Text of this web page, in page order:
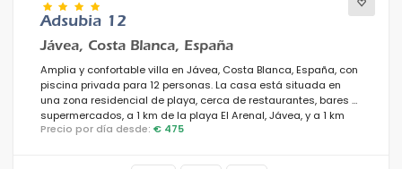
Adsubia 12
Jávea, Costa Blanca, España
Amplia y confortable villa en Jávea, Costa Blanca, España, con
piscina privada para 12 personas. La casa está situada en
una zona residencial de playa, cerca de restaurantes, bares y
supermercados, a 1 km de la playa El Arenal, Jávea, y a 1 km
del Mediterráneo, Jávea.
Precio por día desde: € 475